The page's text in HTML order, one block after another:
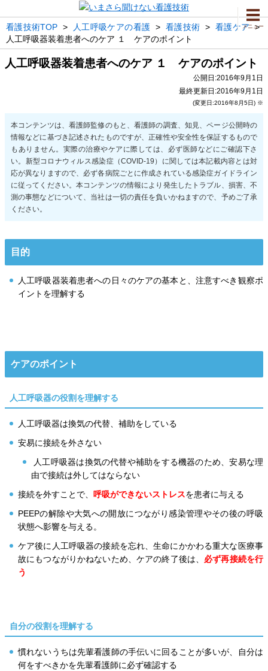
メニュー
看護技術TOP > 人工呼吸ケアの看護 > 看護技術 > 看護ケア>
人工呼吸器装着患者へのケア １ ケアのポイント
人工呼吸器装着患者へのケア １ ケアのポイント
公開日:2016年9月1日
最終更新日:2016年9月1日
(変更日:2016年8月5日) ※
目的
人工呼吸器装着患者への日々のケアの基本と、注意すべき観察ポ
イントを理解する
ケアのポイント
人工呼吸器の役割を理解する
人工呼吸器は換気の代替、補助をしている
安易に接続を外さない
人工呼吸器は換気の代替や補助をする機器のため、安易な理
由で接続は外してはならない
接続を外すことで、 呼吸ができないストレスを患者に与える
PEEPの解除や大気への開放につながり感染管理やその後の呼吸
状態へ影響を与える。
ケア後に人工呼吸器の接続を忘れ、生命にかかわる重大な医療事
故にもつながりかねないため、ケアの終了後は、 必ず再接続を行
う
自分の役割を理解する
慣れないうちは先輩看護師の手伝いに回ることが多いが、自分は
何をすべきかを先輩看護師に必ず確認する